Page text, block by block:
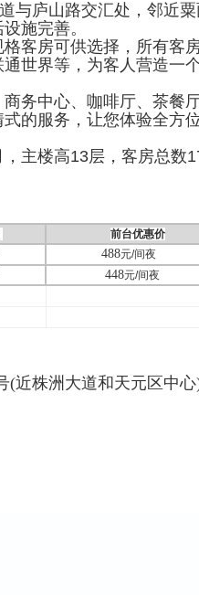
庐山路交汇处，邻近粟
施完善。
房可供选择，所有客
世界等，为客人营造一
中心、咖啡厅、茶餐
的服务，让您体验全方
主楼高13层，客房总数
前台优惠价
488元/间夜
448元/间夜
(近株洲大道和天元区中